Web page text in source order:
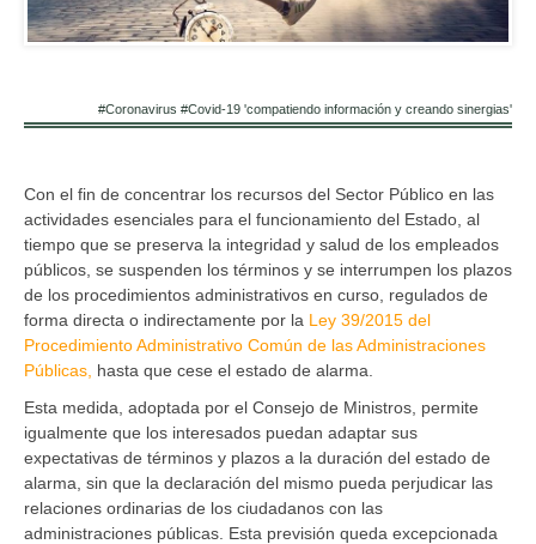
#Coronavirus #Covid-19 'compatiendo información y creando sinergias'
Con el fin de concentrar los recursos del Sector Público en las
actividades esenciales para el funcionamiento del Estado, al
tiempo que se preserva la integridad y salud de los empleados
públicos, se suspenden los términos y se interrumpen los plazos
de los procedimientos administrativos en curso, regulados de
forma directa o indirectamente por la Ley 39/2015 del
Procedimiento Administrativo Común de las Administraciones
Públicas, hasta que cese el estado de alarma.
Esta medida, adoptada por el Consejo de Ministros, permite
igualmente que los interesados puedan adaptar sus
expectativas de términos y plazos a la duración del estado de
alarma, sin que la declaración del mismo pueda perjudicar las
relaciones ordinarias de los ciudadanos con las
administraciones públicas. Esta previsión queda excepcionada